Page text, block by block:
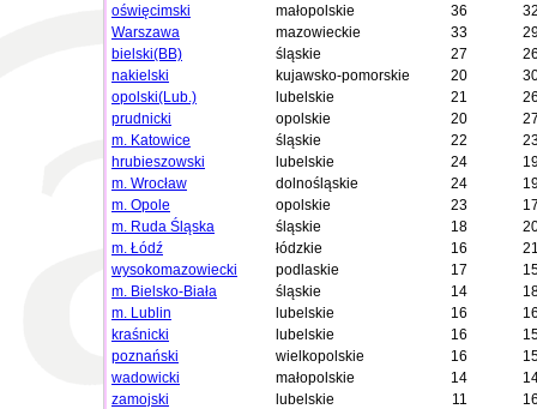
oświęcimski
małopolskie 36
Warszawa
mazowieckie 33
bielski(BB)
śląskie 27
nakielski
kujawsko-pomorskie 20
opolski(Lub.)
lubelskie 21
prudnicki
opolskie 20
m. Katowice
śląskie 22
hrubieszowski
lubelskie 24
m. Wrocław
dolnośląskie 24
m. Opole
opolskie 23
m. Ruda Śląska
śląskie 18
m. Łódź
łódzkie 16
wysokomazowiecki
podlaskie 17
m. Bielsko-Biała
śląskie 14
m. Lublin
lubelskie 16
kraśnicki
lubelskie 16
poznański
wielkopolskie 16
wadowicki
małopolskie 14
zamojski
lubelskie 11